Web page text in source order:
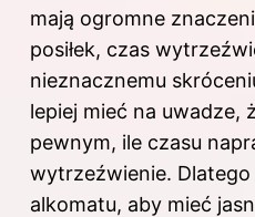
mają ogromne
posiłek, czas
nieznacznemu
lepiej mieć na uwadze,
pewnym, ile czasu
wytrzeźwienie.
alkomatu, aby mieć